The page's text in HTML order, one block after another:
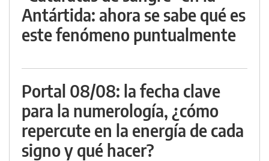
Antártida: ahora se sabe qué es
este fenómeno puntualmente
Portal 08/08: la fecha clave
para la numerología, ¿cómo
repercute en la energía de cada
signo y qué hacer?